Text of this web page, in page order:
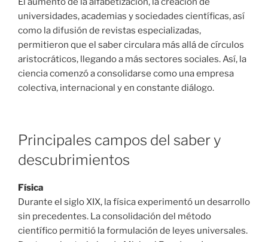
universidades, academias y sociedades científicas, así
como la difusión de revistas especializadas,
permitieron que el saber circulara más allá de círculos
aristocráticos, llegando a más sectores sociales. Así, la
ciencia comenzó a consolidarse como una empresa
colectiva, internacional y en constante diálogo.
Principales campos del saber y
descubrimientos
Física
Durante el siglo XIX, la física experimentó un desarrollo
sin precedentes. La consolidación del método
científico permitió la formulación de leyes universales.